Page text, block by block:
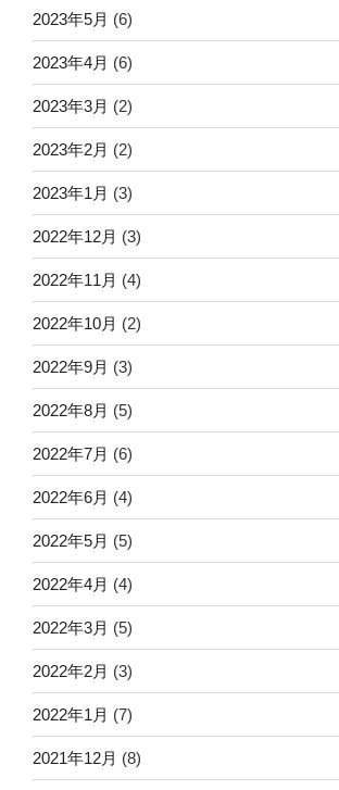
2023年5月 (6)
2023年4月 (6)
2023年3月 (2)
2023年2月 (2)
2023年1月 (3)
2022年12月 (3)
2022年11月 (4)
2022年10月 (2)
2022年9月 (3)
2022年8月 (5)
2022年7月 (6)
2022年6月 (4)
2022年5月 (5)
2022年4月 (4)
2022年3月 (5)
2022年2月 (3)
2022年1月 (7)
2021年12月 (8)